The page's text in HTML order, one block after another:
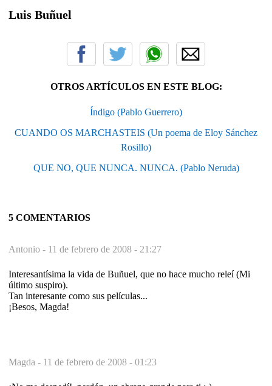
Luis Buñuel
OTROS ARTÍCULOS EN ESTE BLOG:
Índigo (Pablo Guerrero)
CUANDO OS MARCHASTEIS (Un poema de Eloy Sánchez
Rosillo)
QUE NO, QUE NUNCA. NUNCA. (Pablo Neruda)
5 COMENTARIOS
Antonio - 11 de febrero de 2008 - 21:27
Interesantísima la vida de Buñuel, que no hace mucho releí (Mi
último suspiro).
Tan interesante como sus películas...
¡Besos, Magda!
Magda - 11 de febrero de 2008 - 01:23